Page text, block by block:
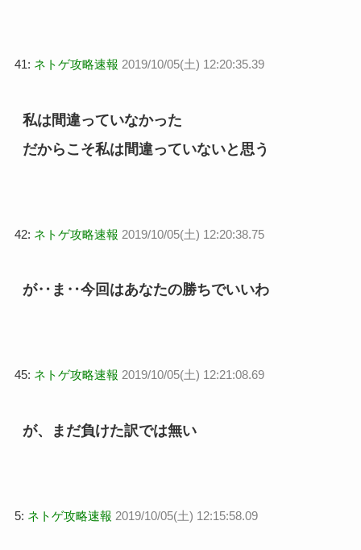
41: ネトゲ攻略速報 2019/10/05(土) 12:20:35.39
私は間違っていなかった
だからこそ私は間違っていないと思う
42: ネトゲ攻略速報 2019/10/05(土) 12:20:38.75
が‥ま‥今回はあなたの勝ちでいいわ
45: ネトゲ攻略速報 2019/10/05(土) 12:21:08.69
が、まだ負けた訳では無い
5: ネトゲ攻略速報 2019/10/05(土) 12:15:58.09